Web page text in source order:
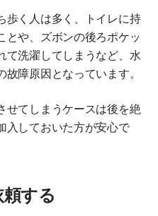
歩く人は多く、トイレに持
とや、ズボンの後ろポケッ
て洗濯してしまうなど、水
障原因となっています。
せてしまうケースは後を絶
入しておいた方が安心で
する